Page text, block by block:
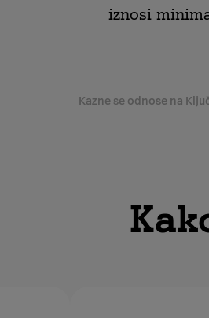
iznosi
Kazne se odnose na